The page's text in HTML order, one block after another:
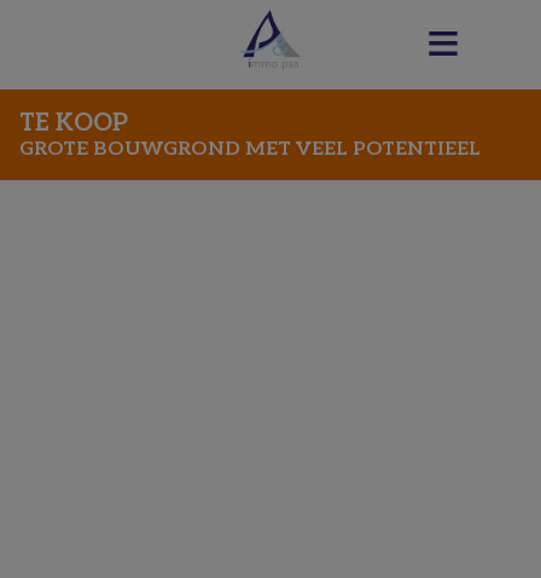
TE KOOP
GROTE BOUWGROND MET VEEL POTENTIEEL